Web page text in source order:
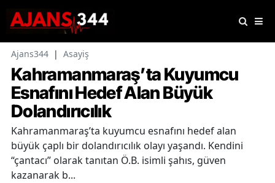
Ajans344 | Asayiş
Kahramanmaraş’ta Kuyumcu
Esnafını Hedef Alan Büyük
Dolandırıcılık
Kahramanmaraş’ta kuyumcu esnafını hedef alan
büyük çaplı bir dolandırıcılık olayı yaşandı. Kendini
“çantacı” olarak tanıtan Ö.B. isimli şahıs, güven
kazanarak b...